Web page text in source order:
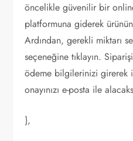
öncelikle güvenilir bir
platformuna giderek ürünün
Ardından, gerekli miktarı
seçeneğine tıklayın.
ödeme bilgilerinizi girerek
onayınızı e-posta ile
},